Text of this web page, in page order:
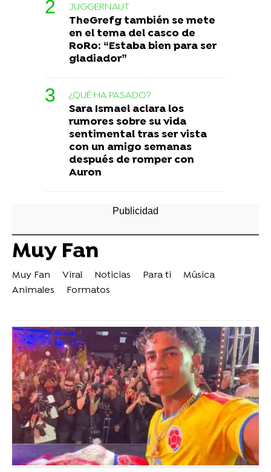
JUGGERNAUT
TheGrefg también se mete
en el tema del casco de
RoRo: “Estaba bien para ser
gladiador”
¿QUÉ HA PASADO?
Sara Ismael aclara los
rumores sobre su vida
sentimental tras ser vista
con un amigo semanas
después de romper con
Auron
Muy Fan
Muy Fan Viral Noticias Para ti
Música
Animales
Formatos